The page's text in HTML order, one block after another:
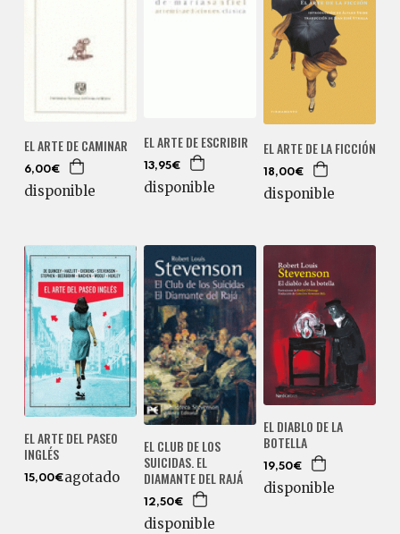
EL ARTE DE CAMINAR
6,00€
disponible
EL ARTE DE ESCRIBIR
13,95€
disponible
EL ARTE DE LA FICCIÓN
18,00€
disponible
EL ARTE DEL PASEO
INGLÉS
15,00€agotado
EL CLUB DE LOS
SUICIDAS. EL
DIAMANTE DEL RAJÁ
12,50€
disponible
EL DIABLO DE LA
BOTELLA
19,50€
disponible